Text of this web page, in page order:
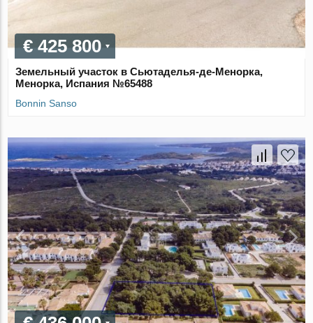
€ 425 800
Земельный участок в Сьютаделья-де-Менорка,
Менорка, Испания №65488
Bonnin Sanso